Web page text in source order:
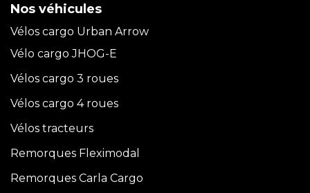
Nos véhicules
Vélos cargo Urban Arrow
Vélo cargo JHOG-E
Vélos cargo 3 roues
Vélos cargo 4 roues
Vélos tracteurs
Remorques Fleximodal
Remorques Carla Cargo